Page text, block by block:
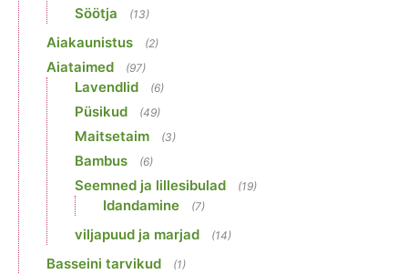
Söötja (13)
Aiakaunistus (2)
Aiataimed (97)
Lavendlid (6)
Püsikud (49)
Maitsetaim (3)
Bambus (6)
Seemned ja lillesibulad (19)
Idandamine (7)
viljapuud ja marjad (14)
Basseini tarvikud (1)